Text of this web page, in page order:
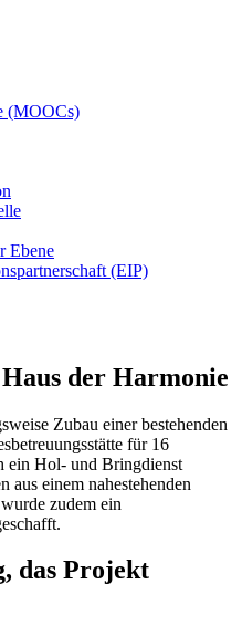
(MOOCs)
Ebene
(EIP)
der Harmonie
Zubau einer bestehenden
für 16
ein Hol- und Bringdienst
aus einem nahestehenden
zudem ein
das Projekt